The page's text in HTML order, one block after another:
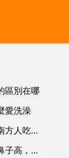
區別在哪
愛洗澡
為什麼冬至北方人吃餃子，南方人吃湯圓
北方人鼻子高還是南方人的鼻子高，是北方人鼻子高還是南方人鼻子高？